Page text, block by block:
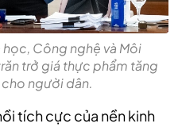
học, Công nghệ và Môi
trở giá thực phẩm tăng
người dân.
tích cực của nền kinh